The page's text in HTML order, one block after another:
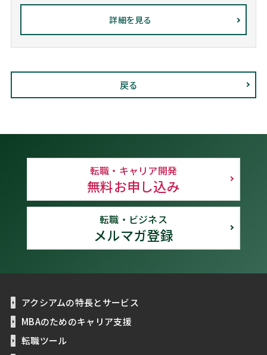
詳細を見る
戻る
転職・キャリア開発
無料お申し込み
転職・ビジネス
メルマガ登録
アクシアムの特長とサービス
MBAのためのキャリア支援
転職ツール